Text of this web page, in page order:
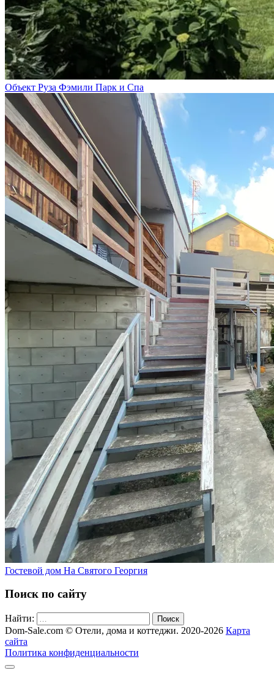
Объект Руза Фэмили Парк и Спа
Гостевой дом На Святого Георгия
Поиск по сайту
Найти: Поиск
Dom-Sale.com © Отели, дома и коттеджи. 2020-2026 Карта
сайта
Политика конфиденциальности